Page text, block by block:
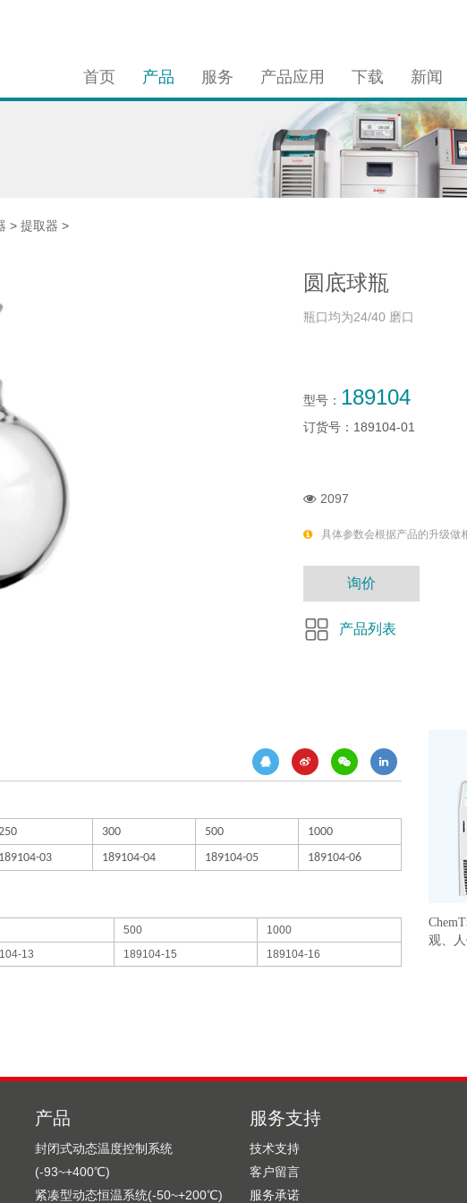
首页 产品 服务 产品应用 下载 新闻
> 提取器 >
圆底球瓶
瓶口均为24/40 磨口
型号： 189104
订货号： 189104-01
2097
具体参数会根据产品的升级做
询价
产品列表
300 500
1000
03
189104-04 189104-05 189104-06
500
1000
13
189104-15 189104-16
观、
产品
封闭式动态温度控制系统
(-93~+400℃)
紧凑型动态恒温系统(-50~+200℃)
服务支持
技术支持
客户留言
服务承诺